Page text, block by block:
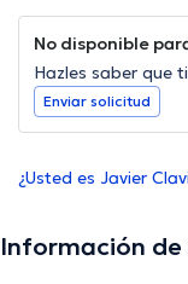
No disponible
Hazles saber que
Enviar solicitud
¿Usted es Javier
Información de